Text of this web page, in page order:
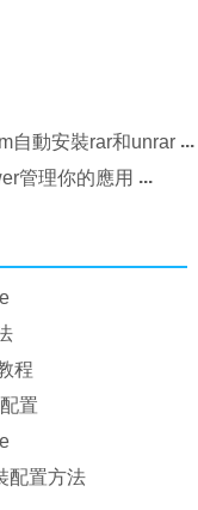
自動安裝rar和unrar
管理你的應用
程
置
配置方法